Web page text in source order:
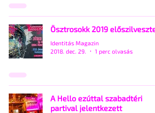
Ösztrosokk 2019 előszilveszter
Identitás Magazin
2018. dec. 29.
1 perc olvasás
A Hello ezúttal szabadtéri
partival jelentkezett